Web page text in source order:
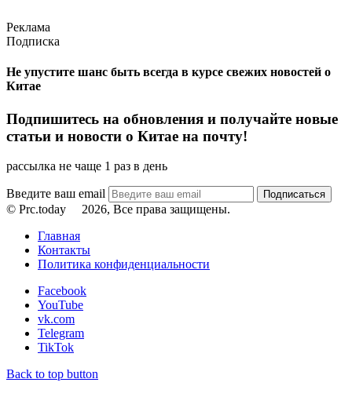
Реклама
Подписка
Не упустите шанс быть всегда в курсе свежих новостей о
Китае
Подпишитесь на обновления и получайте новые
статьи и новости о Китае на почту!
рассылка не чаще 1 раз в день
Введите ваш email
© Prc.today
2026, Все права защищены.
Главная
Контакты
Политика конфиденциальности
Facebook
YouTube
vk.com
Telegram
TikTok
Back to top button